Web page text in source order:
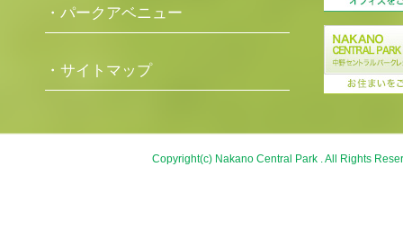
・パークアベニュー
・サイトマップ
Copyright(c) Nakano Central Park . All Rights